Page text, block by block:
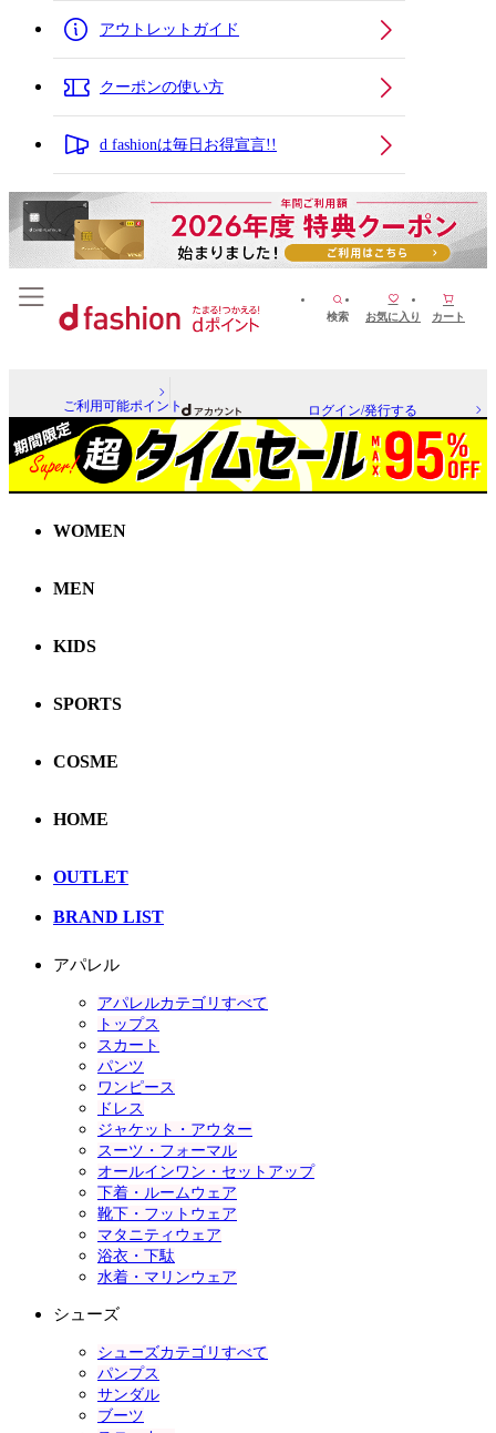
アウトレットガイド
クーポンの使い方
d fashionは毎日お得宣言!!
検索 お気に入り カート
ご利用可能ポイント ログイン/発行する
WOMEN
MEN
KIDS
SPORTS
COSME
HOME
OUTLET
BRAND LIST
アパレル
アパレルカテゴリすべて
トップス
スカート
パンツ
ワンピース
ドレス
ジャケット・アウター
スーツ・フォーマル
オールインワン・セットアップ
下着・ルームウェア
靴下・フットウェア
マタニティウェア
浴衣・下駄
水着・マリンウェア
シューズ
シューズカテゴリすべて
パンプス
サンダル
ブーツ